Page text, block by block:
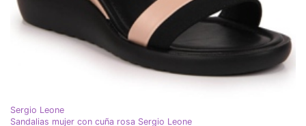
Sergio Leone
Sandalias mujer con cuña rosa Sergio Leone